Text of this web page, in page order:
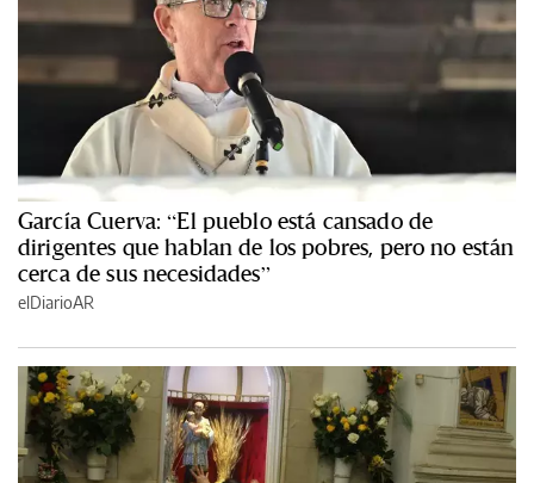
García Cuerva: “El pueblo está cansado de
dirigentes que hablan de los pobres, pero no están
cerca de sus necesidades”
elDiarioAR